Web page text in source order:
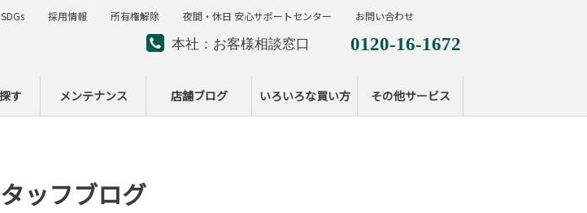
本社：お客様相談窓口 0120-16-1672
ー
す メンテナンス 店舗ブログ いろいろな買い方 その他サービス
採用情報 所有権解除 夜間・休日 安心サポートセンター お問い合わせ
ッフブログ